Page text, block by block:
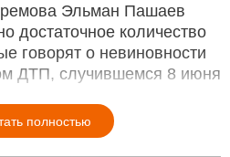
Эльман Пашаев
достаточное количество
говорят о невиновности
ДТП, случившемся 8 июня
полностью